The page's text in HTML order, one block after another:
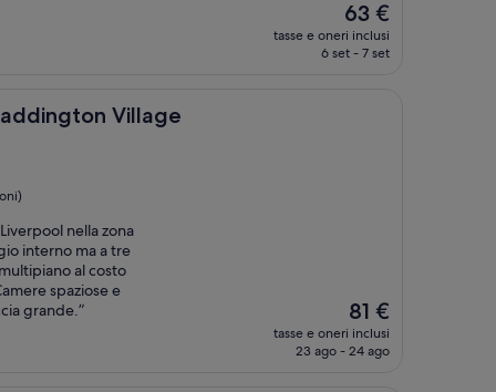
Il
prezzo
attuale
63 €
tasse e oneri inclusi
6 set - 7 set
Village
Village
nella zona
interno ma a tre
al costo
spaziose e
grande.”
Il
prezzo
attuale
81 €
tasse e oneri inclusi
23 ago - 24 ago